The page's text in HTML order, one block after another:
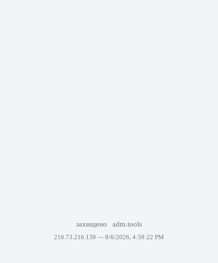
захищено adm.tools
216.73.216.139 — 8/6/2026, 4:59:22 PM